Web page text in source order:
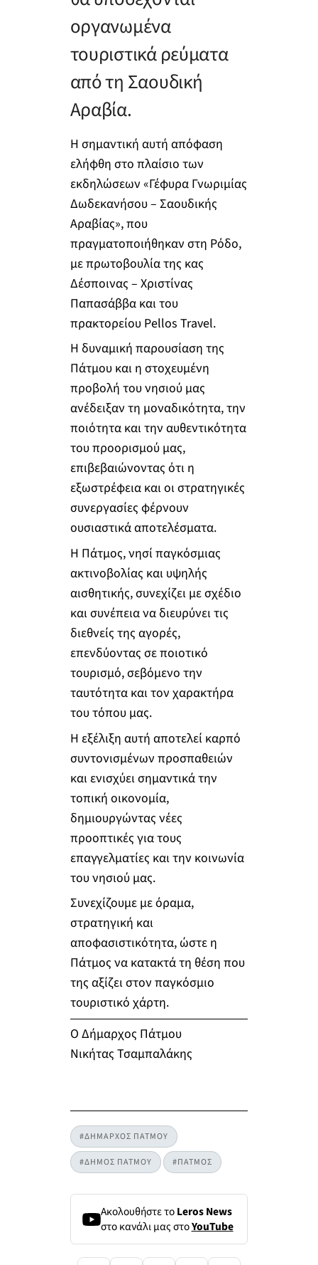
οργανωμένα
τουριστικά ρεύματα
από τη Σαουδική
Αραβία.
Η σημαντική αυτή απόφαση
ελήφθη στο πλαίσιο των
εκδηλώσεων «Γέφυρα Γνωριμίας
Δωδεκανήσου – Σαουδικής
Αραβίας», που
πραγματοποιήθηκαν στη Ρόδο,
με πρωτοβουλία της κας
Δέσποινας – Χριστίνας
Παπασάββα και του
πρακτορείου Pellos Travel.
Η δυναμική παρουσίαση της
Πάτμου και η στοχευμένη
προβολή του νησιού μας
ανέδειξαν τη μοναδικότητα, την
ποιότητα και την αυθεντικότητα
του προορισμού μας,
επιβεβαιώνοντας ότι η
εξωστρέφεια και οι στρατηγικές
συνεργασίες φέρνουν
ουσιαστικά αποτελέσματα.
Η Πάτμος, νησί παγκόσμιας
ακτινοβολίας και υψηλής
αισθητικής, συνεχίζει με σχέδιο
και συνέπεια να διευρύνει τις
διεθνείς της αγορές,
επενδύοντας σε ποιοτικό
τουρισμό, σεβόμενο την
ταυτότητα και τον χαρακτήρα
του τόπου μας.
Η εξέλιξη αυτή αποτελεί καρπό
συντονισμένων προσπαθειών
και ενισχύει σημαντικά την
τοπική οικονομία,
δημιουργώντας νέες
προοπτικές για τους
επαγγελματίες και την κοινωνία
του νησιού μας.
Συνεχίζουμε με όραμα,
στρατηγική και
αποφασιστικότητα, ώστε η
Πάτμος να κατακτά τη θέση που
της αξίζει στον παγκόσμιο
τουριστικό χάρτη.
Ο Δήμαρχος Πάτμου
Νικήτας Τσαμπαλάκης
#ΔΗΜΑΡΧΟΣ ΠΑΤΜΟΥ
#ΔΗΜΟΣ ΠΑΤΜΟΥ #ΠΑΤΜΟΣ
Ακολουθήστε τοLeros News
στο κανάλι μας στοYouTube